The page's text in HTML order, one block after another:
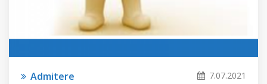
Admitere 7.07.2021